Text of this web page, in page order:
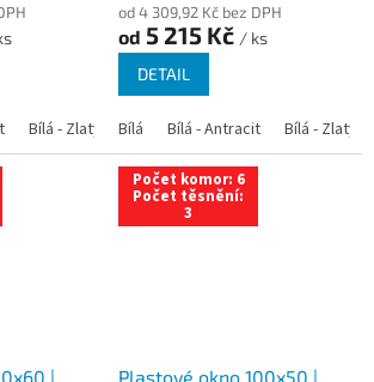
Bílá - Zlatý dub Bílá - Tmavý dub Bílá -
od 4 309,92 Kč bez DPH
od 5 215 Kč / ks
DETAIL
Bílá Bílá - Antracit Bílá - Zlatý
|
Počet komor: 6
Počet těsnění:
3
Plastové okno 100x50 |